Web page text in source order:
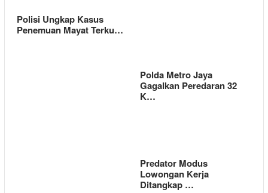
Polisi Ungkap Kasus
Penemuan Mayat Terku…
Polda Metro Jaya
Gagalkan Peredaran 32
K…
Predator Modus
Lowongan Kerja
Ditangkap …